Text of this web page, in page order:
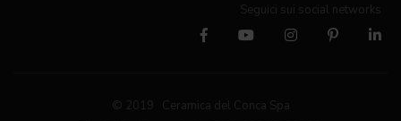
Seguici sui social networks
© 2019 Ceramica del Conca Spa